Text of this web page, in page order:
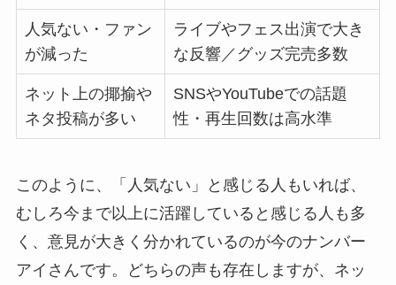
人気ない・ファン
が減った
ライブやフェス出演で大き
な反響／グッズ完売多数
ネット上の揶揄や
ネタ投稿が多い
SNSやYouTubeでの話題
性・再生回数は高水準
このように、「人気ない」と感じる人もいれば、
むしろ今まで以上に活躍していると感じる人も多
く、意見が大きく分かれているのが今のナンバー
アイさんです。どちらの声も存在しますが、ネッ